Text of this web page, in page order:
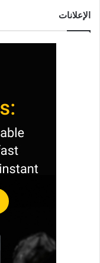
الإعلانات